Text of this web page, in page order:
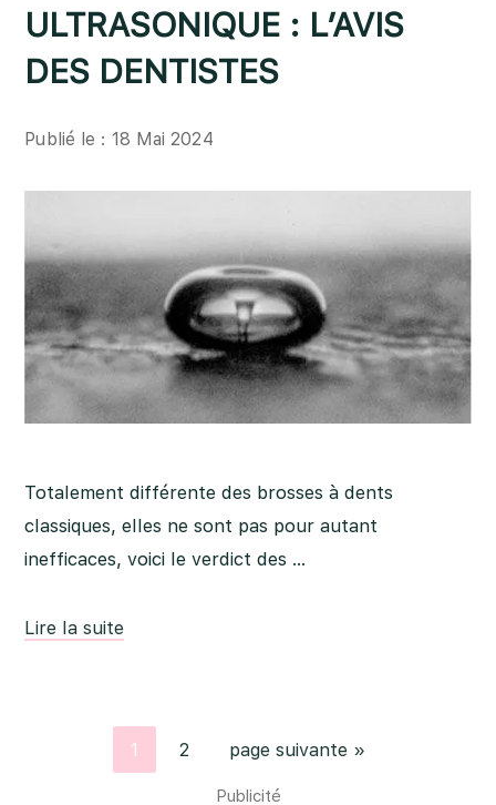
ULTRASONIQUE : L’AVIS
DES DENTISTES
Publié le : 18 Mai 2024
Totalement différente des brosses à dents
classiques, elles ne sont pas pour autant
inefficaces, voici le verdict des …
Lire la suite
Aller
à
1
Aller
2
Aller
page suivante »
Publicité